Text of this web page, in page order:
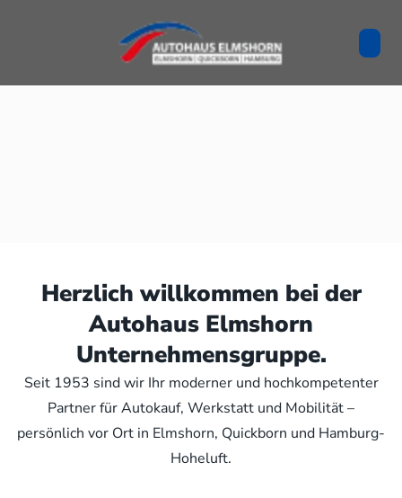
Herzlich willkommen bei der
Autohaus Elmshorn
Unternehmensgruppe.
Seit 1953 sind wir Ihr moderner und hochkompetenter
Partner für Autokauf, Werkstatt und Mobilität –
persönlich vor Ort in Elmshorn, Quickborn und Hamburg-
Hoheluft.